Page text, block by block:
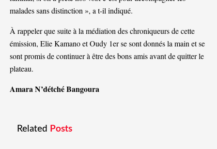
malades sans distinction », a t-il indiqué.
À rappeler que suite à la médiation des chroniqueurs de cette
émission, Elie Kamano et Oudy 1er se sont donnés la main et se
sont promis de continuer à être des bons amis avant de quitter le
plateau.
Amara N’détché Bangoura
Related Posts